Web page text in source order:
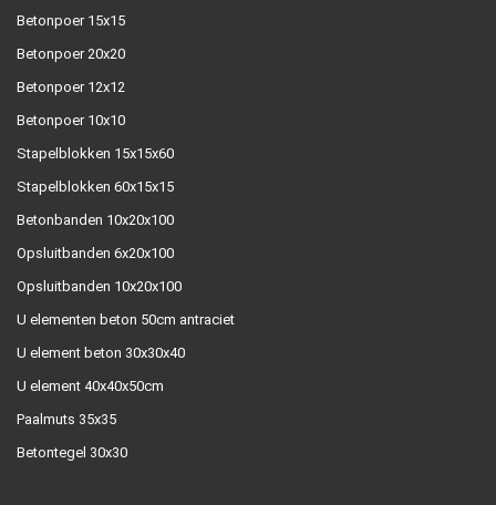
Betonpoer 15x15
Betonpoer 20x20
Betonpoer 12x12
Betonpoer 10x10
Stapelblokken 15x15x60
Stapelblokken 60x15x15
Betonbanden 10x20x100
Opsluitbanden 6x20x100
Opsluitbanden 10x20x100
U elementen beton 50cm antraciet
U element beton 30x30x40
U element 40x40x50cm
Paalmuts 35x35
Betontegel 30x30